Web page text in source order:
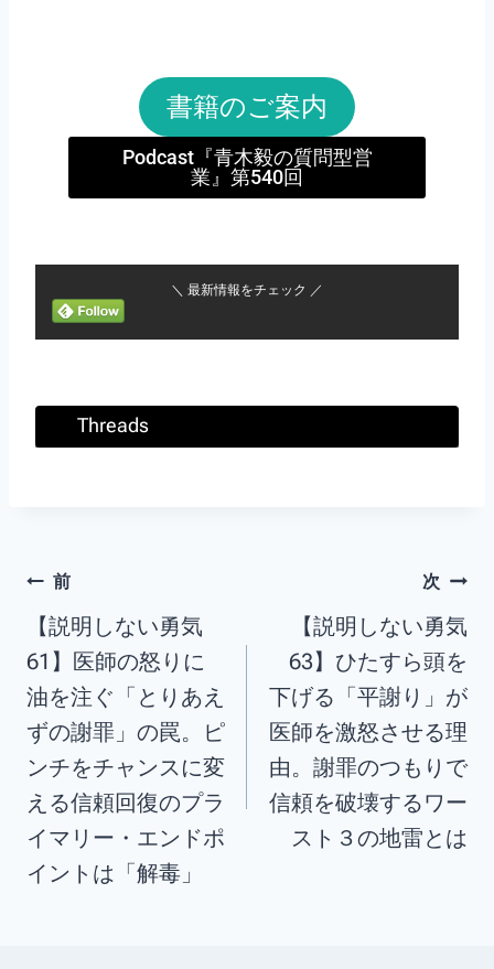
書籍のご案内
Podcast『青木毅の質問型営
業』第540回
＼ 最新情報をチェック ／
Threads
前
【説明しない勇気
61】医師の怒りに
油を注ぐ「とりあえ
ずの謝罪」の罠。ピ
ンチをチャンスに変
える信頼回復のプラ
イマリー・エンドポ
イントは「解毒」
次
【説明しない勇気
63】ひたすら頭を
下げる「平謝り」が
医師を激怒させる理
由。謝罪のつもりで
信頼を破壊するワー
スト３の地雷とは